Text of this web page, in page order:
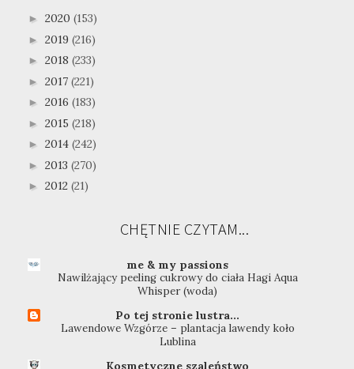
► 2020 (153)
► 2019 (216)
► 2018 (233)
► 2017 (221)
► 2016 (183)
► 2015 (218)
► 2014 (242)
► 2013 (270)
► 2012 (21)
CHĘTNIE CZYTAM...
me & my passions
Nawilżający peeling cukrowy do ciała Hagi Aqua
Whisper (woda)
Po tej stronie lustra...
Lawendowe Wzgórze – plantacja lawendy koło
Lublina
Kosmetyczne szaleństwo